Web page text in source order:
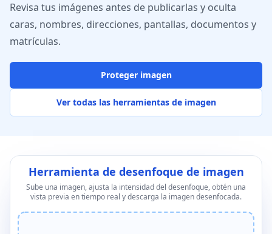
Revisa tus imágenes antes de publicarlas y oculta
caras, nombres, direcciones, pantallas, documentos y
matrículas.
Proteger imagen
Ver todas las herramientas de imagen
Herramienta de desenfoque de imagen
Sube una imagen, ajusta la intensidad del desenfoque, obtén una
vista previa en tiempo real y descarga la imagen desenfocada.